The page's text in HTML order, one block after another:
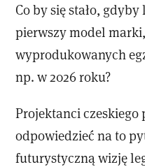
Co by się stało,
pierwszy model
wyprodukowanych
np. w 2026 roku?
Projektanci
odpowiedzieć na to
futurystyczną wizję